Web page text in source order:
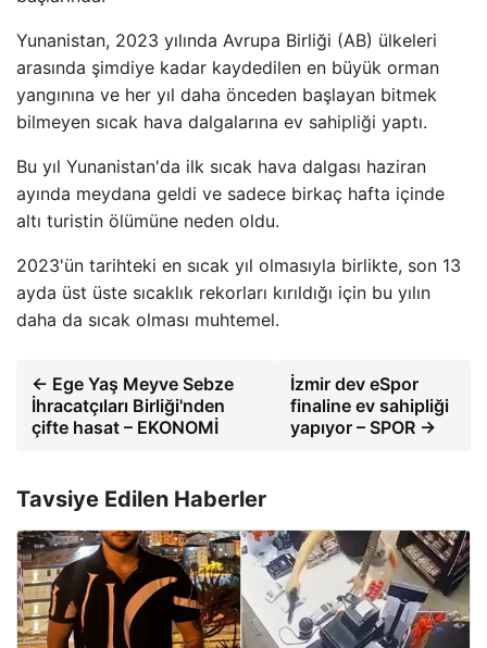
Yunanistan, 2023 yılında Avrupa Birliği (AB) ülkeleri
arasında şimdiye kadar kaydedilen en büyük orman
yangınına ve her yıl daha önceden başlayan bitmek
bilmeyen sıcak hava dalgalarına ev sahipliği yaptı.
Bu yıl Yunanistan'da ilk sıcak hava dalgası haziran
ayında meydana geldi ve sadece birkaç hafta içinde
altı turistin ölümüne neden oldu.
2023'ün tarihteki en sıcak yıl olmasıyla birlikte, son 13
ayda üst üste sıcaklık rekorları kırıldığı için bu yılın
daha da sıcak olması muhtemel.
← Ege Yaş Meyve Sebze
İhracatçıları Birliği'nden
çifte hasat – EKONOMİ
İzmir dev eSpor
finaline ev sahipliği
yapıyor – SPOR →
Tavsiye Edilen Haberler